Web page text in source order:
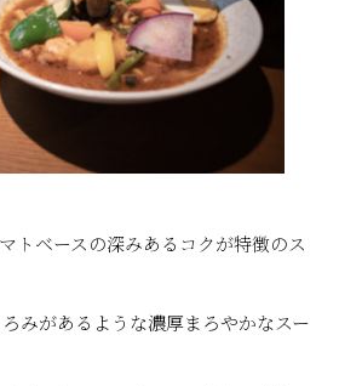
トベースの深みあるコクが特徴のス
みがあるような濃厚まろやかなスー